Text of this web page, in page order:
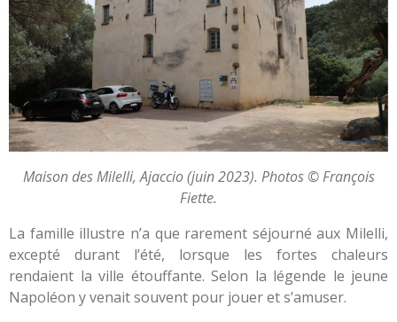
Maison des Milelli, Ajaccio (juin 2023). Photos © François
Fiette.
La famille illustre n’a que rarement séjourné aux Milelli,
excepté durant l’été, lorsque les fortes chaleurs
rendaient la ville étouffante. Selon la légende le jeune
Napoléon y venait souvent pour jouer et s’amuser.